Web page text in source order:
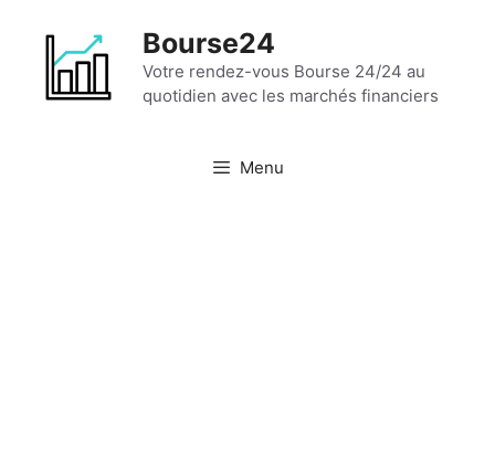
contenu
Bourse24
Votre rendez-vous Bourse 24/24 au
quotidien avec les marchés financiers
Menu